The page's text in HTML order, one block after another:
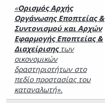
«Ορισμός Αρχής
Οργάνωσης Εποπτείας &
Συντονισμού και Αρχών
Εφαρμογής Εποπτείας &
Διαχείρισηςτων
οικονομικών
δραστηριοτήτων στο
πεδίο προστασίας του
καταναλωτή».